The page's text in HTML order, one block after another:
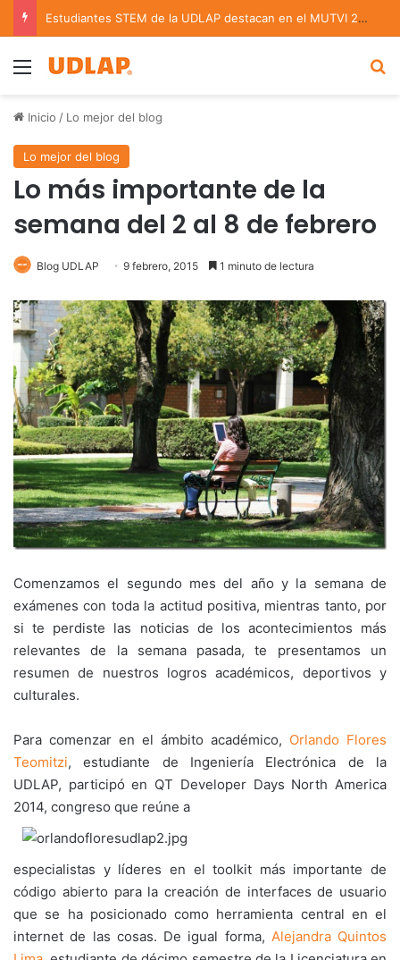
Estudiantes STEM de la UDLAP destacan en el MUTVI 2026
Menu
Inicio / Lo mejor del blog
Lo mejor del blog
Lo más importante de la
semana del 2 al 8 de febrero
Blog UDLAP 9 febrero, 2015 1 minuto de lectura
Comenzamos el segundo mes del año y la semana de
exámenes con toda la actitud positiva, mientras tanto, por
si te perdiste las noticias de los acontecimientos más
relevantes de la semana pasada, te presentamos un
resumen de nuestros logros académicos, deportivos y
culturales.
Para comenzar en el ámbito académico, Orlando Flores
Teomitzi, estudiante de Ingeniería Electrónica de la
UDLAP, participó en QT Developer Days North America
2014, congreso que reúne a
especialistas y líderes en el toolkit más importante de
código abierto para la creación de interfaces de usuario
que se ha posicionado como herramienta central en el
internet de las cosas. De igual forma, Alejandra Quintos